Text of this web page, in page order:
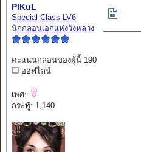
PIKuL
Special Class LV6
นักกลอนเอกแห่งวังหลวง
คะแนนกลอนของผู้นี้ 190
ออฟไลน์
เพศ:
กระทู้: 1,140